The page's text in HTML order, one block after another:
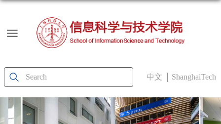
中文 ShanghaiTech